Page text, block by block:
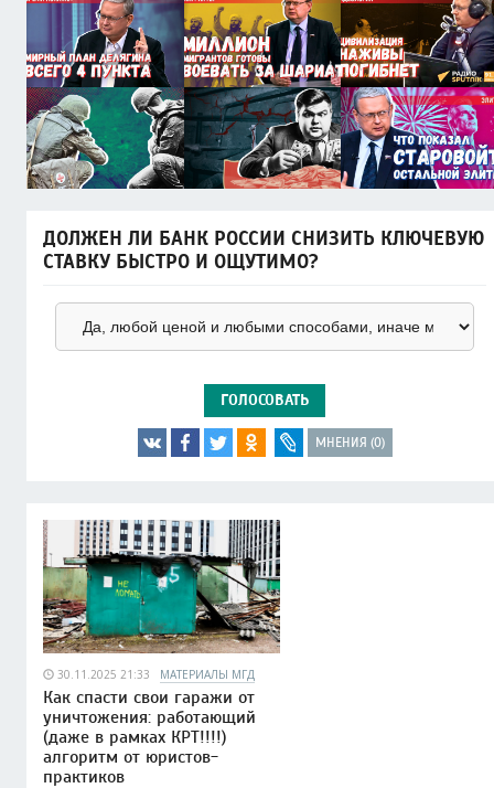
ДОЛЖЕН ЛИ БАНК РОССИИ СНИЗИТЬ КЛЮЧЕВУЮ
СТАВКУ БЫСТРО И ОЩУТИМО?
ГОЛОСОВАТЬ
МНЕНИЯ (0)
30.11.2025 21:33 МАТЕРИАЛЫ МГД
Как спасти свои гаражи от
уничтожения: работающий
(даже в рамках КРТ!!!!)
алгоритм от юристов-
практиков